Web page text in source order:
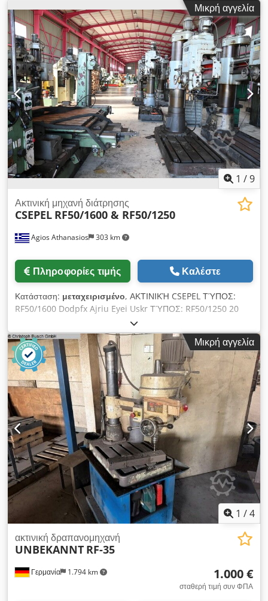
Μικρή αγγελία
1 /9
Agios Athanasios 303 km
Ακτινική μηχανή διάτρησης
CSEPEL RF50/1600 & RF50/1250
Πληροφορίες τιμής Καλέστε
Κατάσταση: μεταχειρισμένο, ΑΚΤΙΝΙΚΉ CSEPEL ΤΎΠΟΣ:
RF50/1600 Dodpfx Ajriu Eyei Uskr ΤΎΠΟΣ: RF50/1250 20
Μικρή αγγελία
1 /4
Γερμανία 1.794 km
ακτινική δραπανομηχανή
UNBEKANNT RF-35
1.000 €
σταθερή τιμή συν ΦΠΑ